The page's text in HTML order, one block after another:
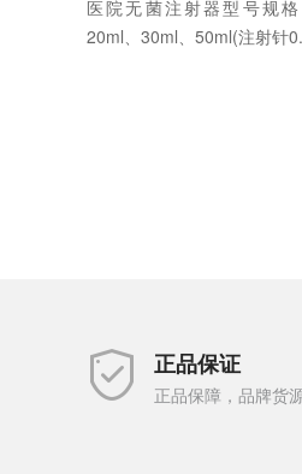
医院无菌注射器型号规格
20ml、30ml、50ml(注射针
正品保证
正品保障，品牌货